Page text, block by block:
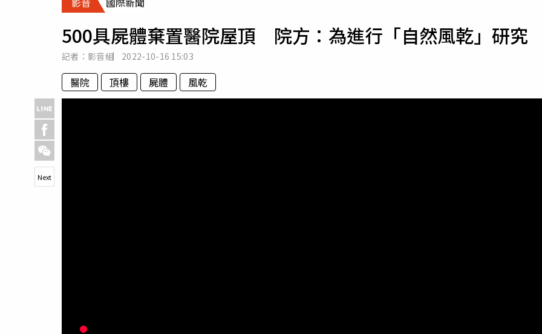
專欄
運勢
500具屍體棄置醫院屋頂 院方：為進行「自然風乾」研究
記者：影音組 2022-10-16 15:03
醫院 頂樓 屍體 風乾
Next